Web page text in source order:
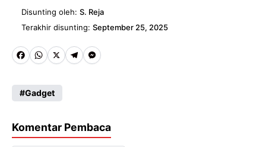
Disunting oleh: S. Reja
Terakhir disunting: September 25, 2025
Fa
b
o
W
ts
p
X
Te
m
M
g
Gadget
Komentar Pembaca